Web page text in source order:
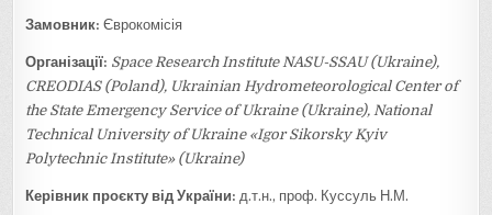
Замовник:Єврокомісія
Організації: Space Research Institute NASU-SSAU (Ukraine),
CREODIAS (Poland), Ukrainian Hydrometeorological Center of
the State Emergency Service of Ukraine (Ukraine), National
Technical University of Ukraine «Igor Sikorsky Kyiv
Polytechnic Institute» (Ukraine)
Керівник проєкту від України: д.т.н., проф. Куссуль Н.М.